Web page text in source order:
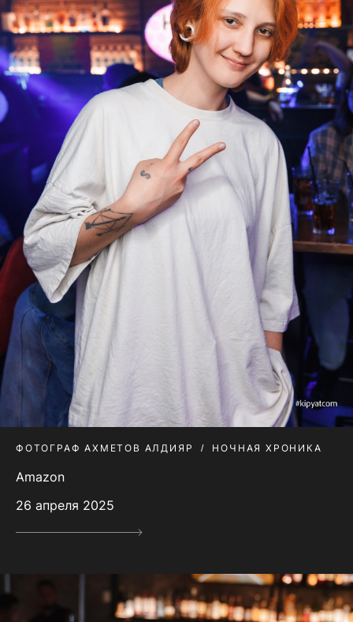
ФОТОГРАФ АХМЕТОВ АЛДИЯР НОЧНАЯ ХРОНИКА
Amazon
26 апреля 2025